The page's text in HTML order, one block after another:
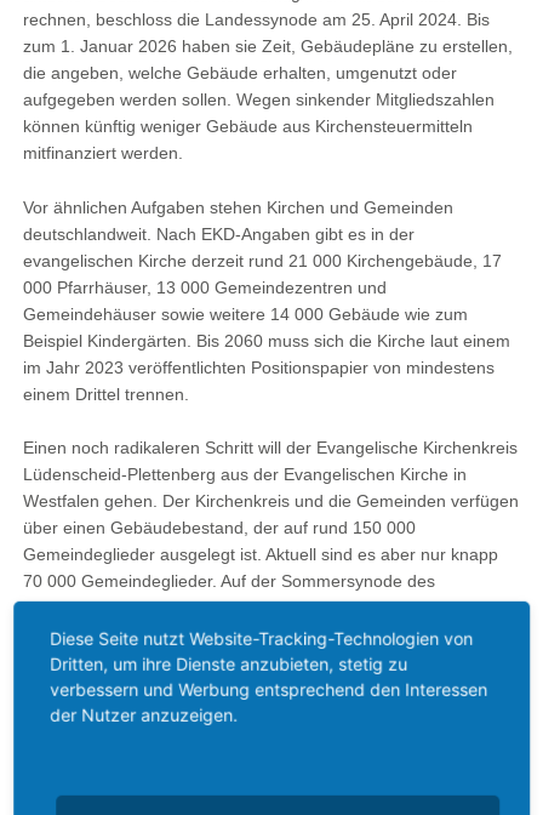
rechnen, beschloss die Landessynode am 25. April 2024. Bis
zum 1. Januar 2026 haben sie Zeit, Gebäudepläne zu erstellen,
die angeben, welche Gebäude erhalten, umgenutzt oder
aufgegeben werden sollen. Wegen sinkender Mitgliedszahlen
können künftig weniger Gebäude aus Kirchensteuermitteln
mitfinanziert werden.
Vor ähnlichen Aufgaben stehen Kirchen und Gemeinden
deutschlandweit. Nach EKD-Angaben gibt es in der
evangelischen Kirche derzeit rund 21 000 Kirchengebäude, 17
000 Pfarrhäuser, 13 000 Gemeindezentren und
Gemeindehäuser sowie weitere 14 000 Gebäude wie zum
Beispiel Kindergärten. Bis 2060 muss sich die Kirche laut einem
im Jahr 2023 veröffentlichten Positionspapier von mindestens
einem Drittel trennen.
Einen noch radikaleren Schritt will der Evangelische Kirchenkreis
Lüdenscheid-Plettenberg aus der Evangelischen Kirche in
Westfalen gehen. Der Kirchenkreis und die Gemeinden verfügen
über einen Gebäudebestand, der auf rund 150 000
Gemeindeglieder ausgelegt ist. Aktuell sind es aber nur knapp
70 000 Gemeindeglieder. Auf der Sommersynode des
Kirchenkreises im Juni 2024 wurde bekannt, dass eine
Reduktion des Gebäudebestands um etwa 40 bis 50 %
vorgesehen ist – und das bereits bis 2030. Der Kirchenkreis hat
dafür Empfehlungen gegeben, die Entscheidungen müssen vor
Ort getroffen werden.
Diese Seite nutzt Website-Tracking-Technologien von
Dritten, um ihre Dienste anzubieten, stetig zu
verbessern und Werbung entsprechend den Interessen
der Nutzer anzuzeigen.